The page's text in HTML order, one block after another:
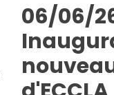
06/06/